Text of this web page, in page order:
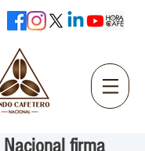
Nacional firma